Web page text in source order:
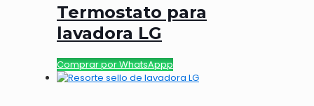
Termostato para
lavadora LG
Comprar por WhatsAppp